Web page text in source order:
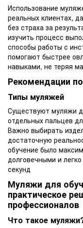
Использование
реальных клиентах,
без страха за
изучить процесс
способы работы с
помогают быстрее
навыками, не теряя
Рекомендации
Типы муляжей
Существуют муляжи
отдельных пальцев
Важно выбирать
достаточную
обучение было
долговечными и
секунд
Муляжи для
практическое
профессионалов
Что такое